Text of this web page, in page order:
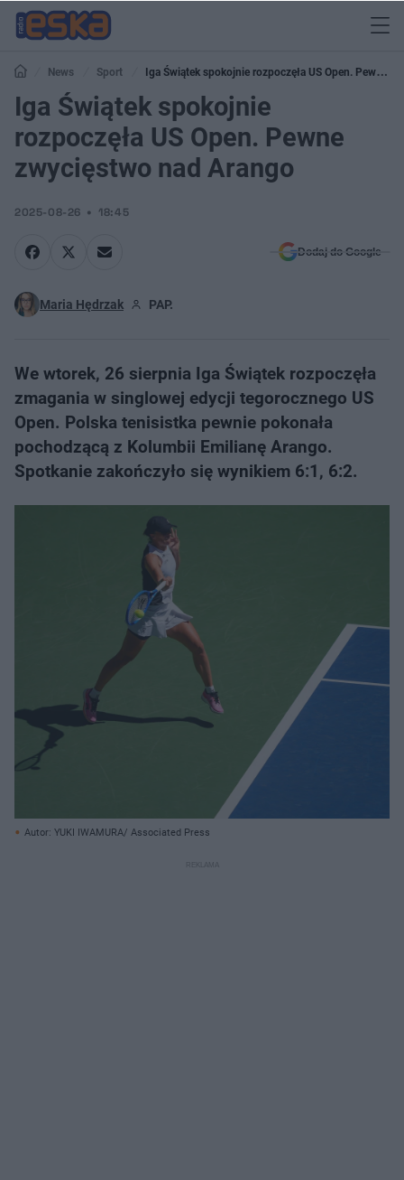
News Sport
Iga Świątek spokojnie rozpoczęła US Open. Pewne
zwycięstwo nad Arango
Iga Świątek spokojnie
rozpoczęła US Open. Pewne
zwycięstwo nad Arango
2025-08-26 18:45
Dodaj do Google
Maria Hędrzak PAP.
We wtorek, 26 sierpnia Iga Świątek rozpoczęła
zmagania w singlowej edycji tegorocznego US
Open. Polska tenisistka pewnie pokonała
pochodzącą z Kolumbii Emilianę Arango.
Spotkanie zakończyło się wynikiem 6:1, 6:2.
Autor: YUKI IWAMURA/ Associated Press